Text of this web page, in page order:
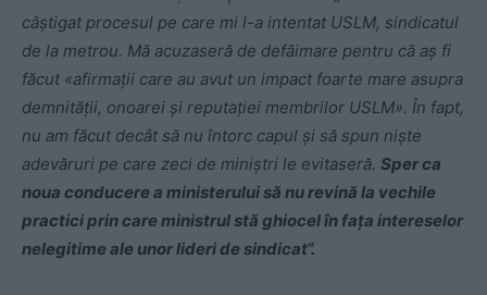
câștigat procesul pe care mi l-a intentat USLM, sindicatul
de la metrou. Mă acuzaseră de defăimare pentru că aș fi
făcut «afirmații care au avut un impact foarte mare asupra
demnității, onoarei și reputației membrilor USLM». În fapt,
nu am făcut decât să nu întorc capul și să spun niște
adevăruri pe care zeci de miniștri le evitaseră. Sper ca
noua conducere a ministerului să nu revină la vechile
practici prin care ministrul stă ghiocel în fața intereselor
nelegitime ale unor lideri de sindicat“.